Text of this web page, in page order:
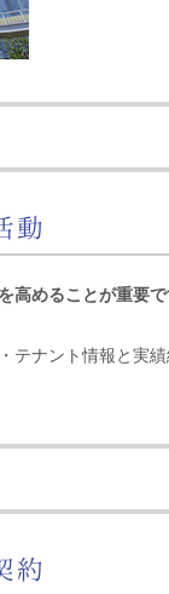
動
高めることが重要で
テナント情報と実
約